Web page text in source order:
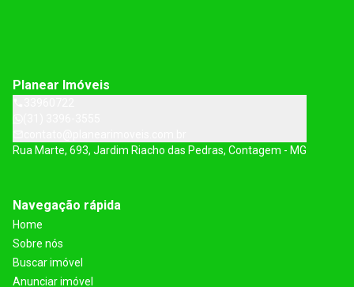
Planear Imóveis
Rua Marte, 693, Jardim Riacho das Pedras, Contagem - MG
Navegação rápida
Home
Sobre nós
Buscar imóvel
Anunciar imóvel